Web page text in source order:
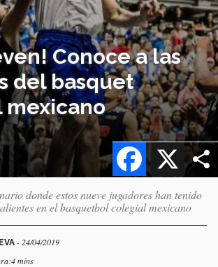
Conoce a las
del basquet
X
Facebook
donde estos nueve jugadores han tenido
en el basquetbol colegial mexicano
- 24/04/2019
mins